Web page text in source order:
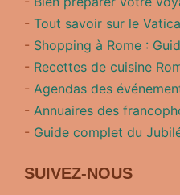
- Tout savoir sur le
- Shopping à Rome :
- Recettes de cuisine
- Agendas des
- Annuaires des
- Guide complet du
SUIVEZ-NOUS